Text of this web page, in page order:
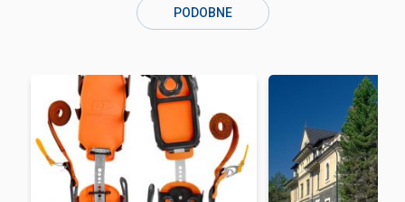
PODOBNE